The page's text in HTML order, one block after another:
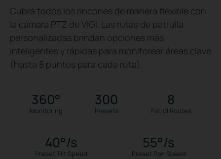
Cubra todos los rincones de manera flexible con
la cámara PTZ de VIGI. Las rutas de patrulla
personalizadas brindan opciones más
inteligentes y rápidas para monitorear áreas clave
(hasta 8 puntos para cada ruta).
360°
Monitoring
300
Presets
8
Patrol Routes
40°/s
Preset Tilt Speed
55°/s
Preset Pan Speed